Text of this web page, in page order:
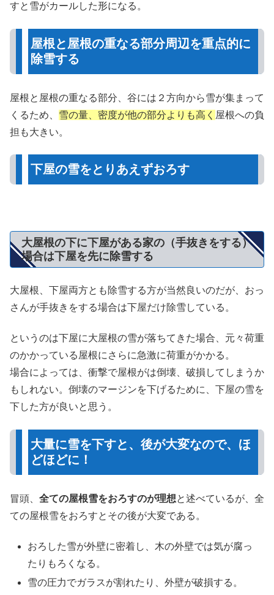
すと雪がカールした形になる。
屋根と屋根の重なる部分周辺を重点的に
除雪する
屋根と屋根の重なる部分、谷には２方向から雪が集まって
くるため、 雪の量、密度が他の部分よりも高く 屋根への負
担も大きい。
下屋の雪をとりあえずおろす
大屋根の下に下屋がある家の（手抜きをする）
場合は下屋を先に除雪する
大屋根、下屋両方とも除雪する方が当然良いのだが、おっ
さんが手抜きをする場合は下屋だけ除雪している。
というのは下屋に大屋根の雪が落ちてきた場合、元々荷重
のかかっている屋根にさらに急激に荷重がかかる。
場合によっては、衝撃で屋根がは倒壊、破損してしまうか
もしれない。倒壊のマージンを下げるために、下屋の雪を
下した方が良いと思う。
大量に雪を下すと、後が大変なので、ほ
どほどに！
冒頭、 全ての屋根雪をおろすのが理想と述べているが、全
ての屋根雪をおろすとその後が大変である。
おろした雪が外壁に密着し、木の外壁では気が腐っ
たりもろくなる。
雪の圧力でガラスが割れたり、外壁が破損する。